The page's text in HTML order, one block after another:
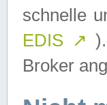
schnelle
EDIS ↗
Broker